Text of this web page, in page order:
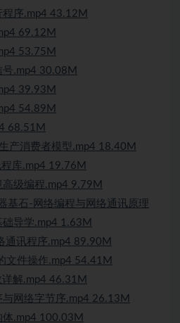
序.mp4 43.12M
69.12M
53.75M
.mp4 30.08M
39.93M
54.89M
68.51M
产消费者模型.mp4 18.40M
库.mp4 19.76M
级编程.mp4 9.79M
基石-网络编程与网络通讯原理
导学.mp4 1.63M
通讯程序.mp4 89.90M
文件操作.mp4 54.41M
解.mp4 46.31M
网络字节序.mp4 26.13M
.mp4 100.03M